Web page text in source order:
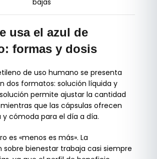
bajas
usa el azul de
formas y dosis
de uso humano se presenta
dos formatos: solución líquida y
permite ajustar la cantidad
que las cápsulas ofrecen
y cómoda para el día a día.
es «menos es más». La
sobre bienestar trabaja casi siempre